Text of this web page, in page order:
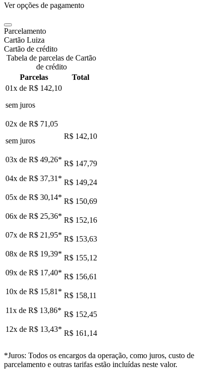
Ver opções de pagamento
Parcelamento
Cartão Luiza
Cartão de crédito
Tabela de parcelas de Cartão
de crédito
Parcelas
Total
01x de R$ 142,10
sem juros
02x de R$ 71,05
sem juros
R$ 142,10
03x de R$ 49,26* R$ 147,79
04x de R$ 37,31 * R$ 149,24
05x de R$ 30,14* R$ 150,69
06x de R$ 25,36* R$ 152,16
07x de R$ 21,95* R$ 153,63
08x de R$ 19,39* R$ 155,12
09x de R$ 17,40* R$ 156,61
10x de R$ 15,81 * R$ 158,11
11x de R$ 13,86* R$ 152,45
12x de R$ 13,43* R$ 161,14
*Juros: Todos os encargos da operação, como juros, custo de
parcelamento e outras tarifas estão incluídas neste valor.